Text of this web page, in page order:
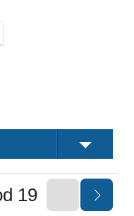
19